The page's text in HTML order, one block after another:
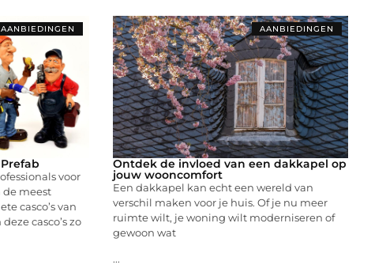
AANBIEDINGEN
voor
de meest
casco’s van
casco’s zo
AANBIEDINGEN
Ontdek de invloed van een dakkapel op
jouw wooncomfort
Een dakkapel kan echt een wereld van
verschil maken voor je huis. Of je nu meer
ruimte wilt, je woning wilt moderniseren of
gewoon wat
...